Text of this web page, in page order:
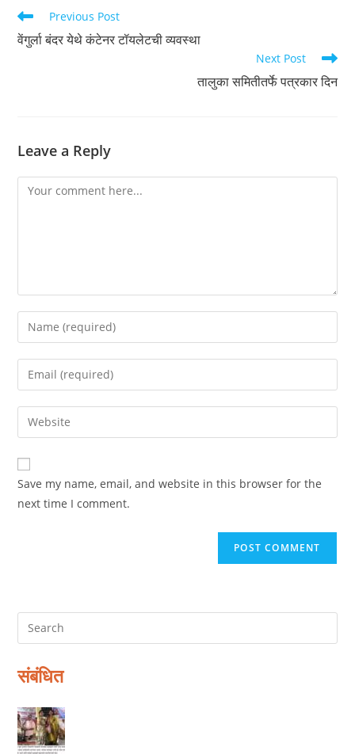
Read
more
articles
Previous Post
वेंगुर्ला बंदर येथे कंटेनर टॉयलेटची व्यवस्था
Next Post
तालुका समितीतर्फे पत्रकार दिन
Leave a Reply
Comment
Enter
your
name
comment
Enter
your
email
address
comment
Enter
your
website
URL
(optional)
Save my name, email, and website in this browser for the
next time I comment.
संबंधित